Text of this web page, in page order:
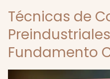
Técnicas de
Fundamento